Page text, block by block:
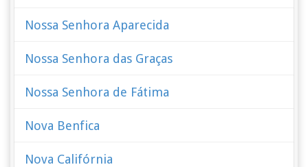
Nossa Senhora Aparecida
Nossa Senhora das Graças
Nossa Senhora de Fátima
Nova Benfica
Nova Califórnia